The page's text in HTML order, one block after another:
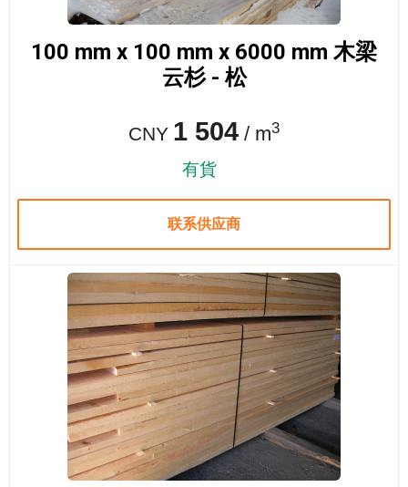
100 mm x 100 mm x 6000 mm 木梁
云杉 - 松
CNY 1 504 / m3
有貨
联系供应商